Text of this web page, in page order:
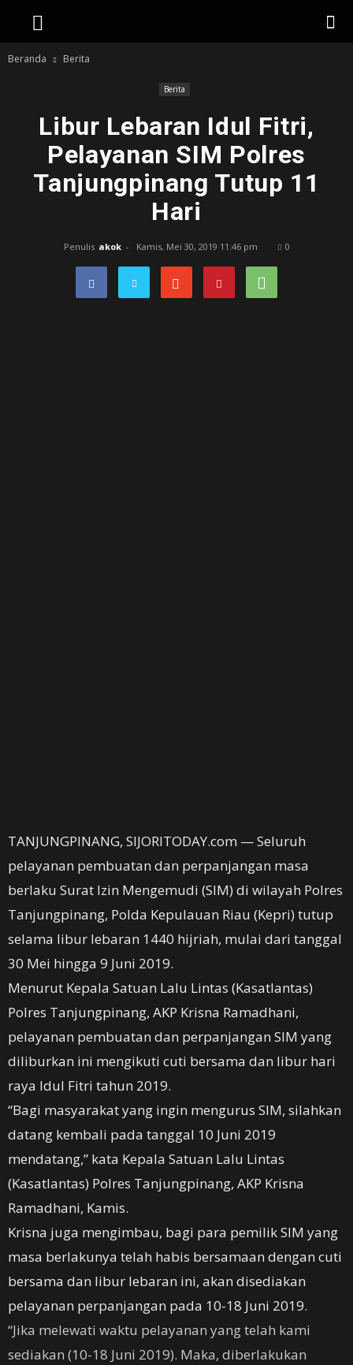
Beranda Berita
Berita
Libur Lebaran Idul Fitri,
Pelayanan SIM Polres
Tanjungpinang Tutup 11
Hari
Penulis akok - Kamis, Mei 30, 2019 11:46 pm 0
TANJUNGPINANG, SIJORITODAY.com — Seluruh
pelayanan pembuatan dan perpanjangan masa
berlaku Surat Izin Mengemudi (SIM) di wilayah Polres
Tanjungpinang, Polda Kepulauan Riau (Kepri) tutup
selama libur lebaran 1440 hijriah, mulai dari tanggal
30 Mei hingga 9 Juni 2019.
Menurut Kepala Satuan Lalu Lintas (Kasatlantas)
Polres Tanjungpinang, AKP Krisna Ramadhani,
pelayanan pembuatan dan perpanjangan SIM yang
diliburkan ini mengikuti cuti bersama dan libur hari
raya Idul Fitri tahun 2019.
“Bagi masyarakat yang ingin mengurus SIM, silahkan
datang kembali pada tanggal 10 Juni 2019
mendatang,” kata Kepala Satuan Lalu Lintas
(Kasatlantas) Polres Tanjungpinang, AKP Krisna
Ramadhani, Kamis.
Krisna juga mengimbau, bagi para pemilik SIM yang
masa berlakunya telah habis bersamaan dengan cuti
bersama dan libur lebaran ini, akan disediakan
pelayanan perpanjangan pada 10-18 Juni 2019.
“Jika melewati waktu pelayanan yang telah kami
sediakan (10-18 Juni 2019). Maka, diberlakukan